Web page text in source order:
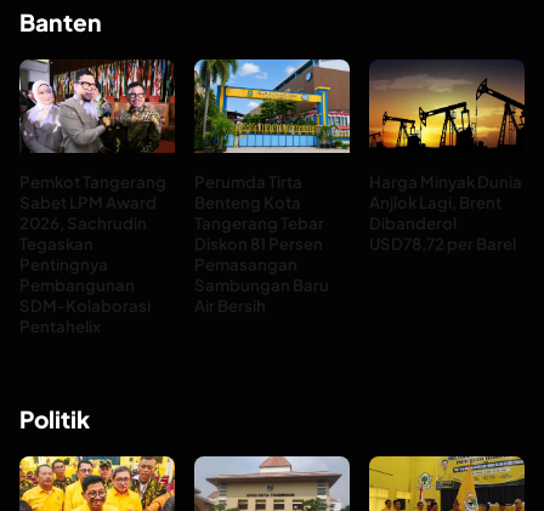
Banten
Pemkot Tangerang
Sabet LPM Award
2026, Sachrudin
Tegaskan
Pentingnya
Pembangunan
SDM-Kolaborasi
Pentahelix
Perumda Tirta
Benteng Kota
Tangerang Tebar
Diskon 81 Persen
Pemasangan
Sambungan Baru
Air Bersih
Harga Minyak Dunia
Anjlok Lagi, Brent
Dibanderol
USD78,72 per Barel
Politik